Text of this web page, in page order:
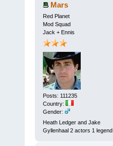
Mars
Red Planet
Mod Squad
Jack + Ennis
Posts: 111235
Country:
Gender:
Heath Ledger and Jake
Gyllenhaal 2 actors 1 legend